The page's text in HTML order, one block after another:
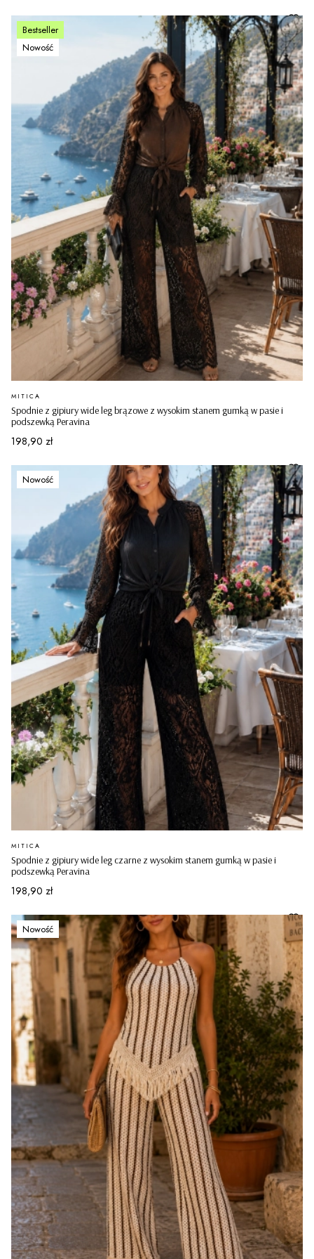
Bestseller
Nowość
Spodnie z gipiury wide leg brązowe z wysokim stanem gumką w pasie i
podszewką Peravina
PRODUCENT
MITICA
Cena
198,90 zł
Nowość
Spodnie z gipiury wide leg czarne z wysokim stanem gumką w pasie i
podszewką Peravina
PRODUCENT
MITICA
Cena
198,90 zł
Nowość